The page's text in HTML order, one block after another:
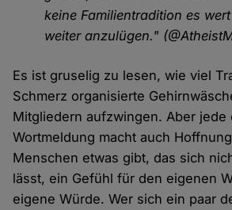
keine Familientradition es
weiter anzulügen."
Es ist gruselig zu lesen, wie viel
Schmerz organisierte
Mitgliedern aufzwingen. Aber jede
Wortmeldung macht auch
Menschen etwas gibt, das sich
lässt, ein Gefühl für den eigenen
eigene Würde. Wer sich ein paar